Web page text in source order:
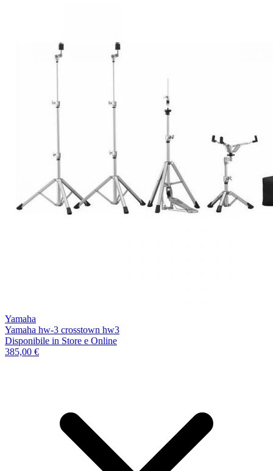
Yamaha
Yamaha hw-3 crosstown hw3
Disponibile in Store e Online
385,00 €